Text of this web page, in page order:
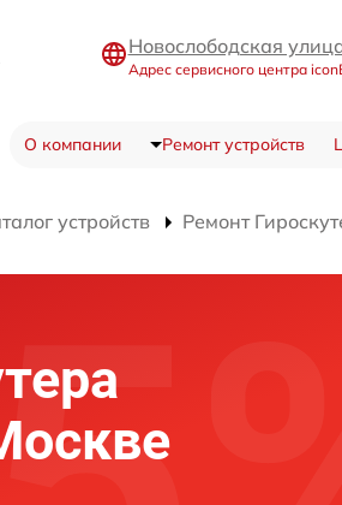
Новослободская
Адрес сервисного центра
О компании Ремонт устройств
устройств Ремонт